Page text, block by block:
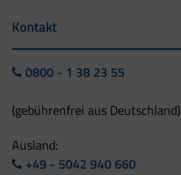
Kontakt
0800 - 1 38 23 55
(gebührenfrei aus Deutschland)
Ausland:
+49 - 5042 940 660